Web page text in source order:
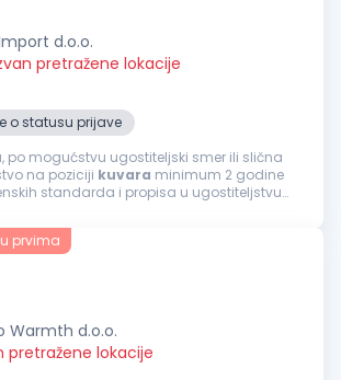
d.o.o.
pretražene lokacije
o statusu prijave
po mogućstvu ugostiteljski smer ili slična
na poziciji kuvara minimum 2 godine
standarda i propisa u ugostiteljstvu
prvima
Warmth d.o.o.
pretražene lokacije